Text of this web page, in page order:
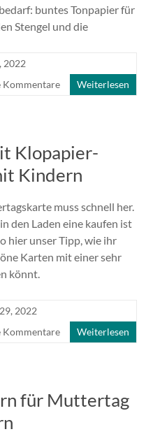
buntes Tonpapier für
Stengel und die
2022
Kommentare Weiterlesen
Klopapier-
Kindern
muss schnell her.
den Laden eine kaufen ist
hier unser Tipp, wie ihr
Karten mit einer sehr
könnt.
2022
Kommentare Weiterlesen
für Muttertag